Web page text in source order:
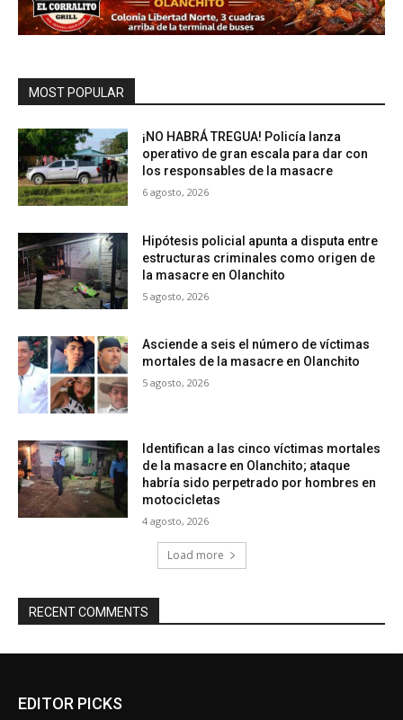
MOST POPULAR
¡NO HABRÁ TREGUA! Policía lanza
operativo de gran escala para dar con
los responsables de la masacre
6 agosto, 2026
Hipótesis policial apunta a disputa entre
estructuras criminales como origen de
la masacre en Olanchito
5 agosto, 2026
Asciende a seis el número de víctimas
mortales de la masacre en Olanchito
5 agosto, 2026
Identifican a las cinco víctimas mortales
de la masacre en Olanchito; ataque
habría sido perpetrado por hombres en
motocicletas
4 agosto, 2026
Load more
RECENT COMMENTS
EDITOR PICKS